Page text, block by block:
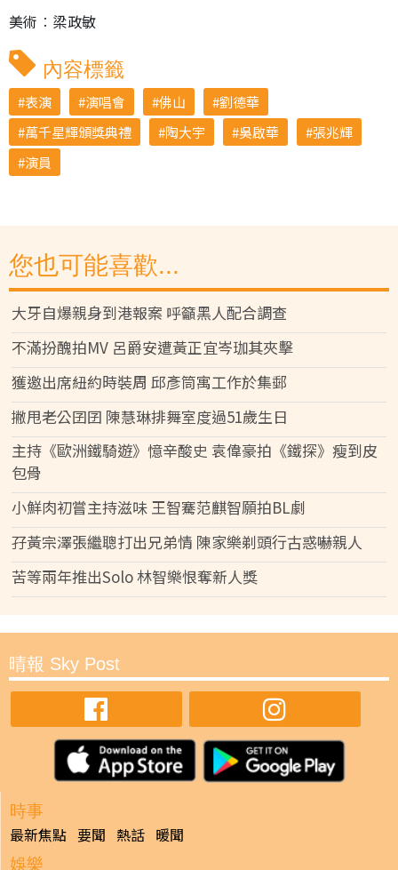
美術︰梁政敏
內容標籤
表演 演唱會 佛山
劉德華
萬千星輝頒獎典禮
陶大宇 吳啟華
張兆輝
演員
您也可能喜歡...
大牙自爆親身到港報案 呼籲黑人配合調查
不滿扮醜拍MV 呂爵安遭黃正宜岑珈其夾擊
獲邀出席紐約時裝周 邱彥筒寓工作於集郵
撇甩老公囝囝 陳慧琳排舞室度過51歲生日
主持《歐洲鐵騎遊》憶辛酸史 袁偉豪拍《鐵探》瘦到皮
包骨
小鮮肉初嘗主持滋味 王智騫范麒智願拍BL劇
孖黃宗澤張繼聰打出兄弟情 陳家樂剃頭行古惑嚇親人
苦等兩年推出Solo 林智樂恨奪新人獎
晴報 Sky Post
時事
最新焦點 要聞 熱話 暖聞
娛樂